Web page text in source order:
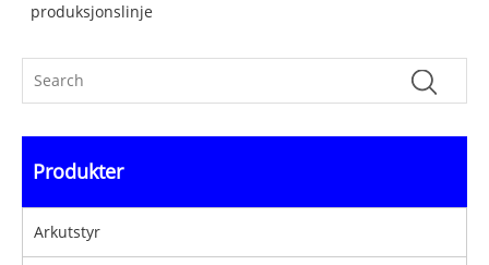
produksjonslinje
Produkter
Arkutstyr